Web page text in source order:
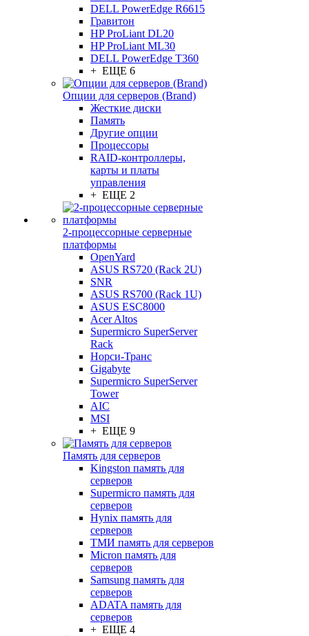
DELL PowerEdge R6615
Гравитон
HP ProLiant DL20
HP ProLiant ML30
DELL PowerEdge T360
+ ЕЩЕ 6
Опции для серверов (Brand)
Жесткие диски
Память
Другие опции
Процессоры
RAID-контроллеры,
карты и платы
управления
+ ЕЩЕ 2
2-процессорные серверные
платформы
OpenYard
ASUS RS720 (Rack 2U)
SNR
ASUS RS700 (Rack 1U)
ASUS ESC8000
Acer Altos
Supermicro SuperServer
Rack
Норси-Транс
Gigabyte
Supermicro SuperServer
Tower
AIC
MSI
+ ЕЩЕ 9
Память для серверов
Kingston память для
серверов
Supermicro память для
серверов
Hynix память для
серверов
ТМИ память для серверов
Micron память для
серверов
Samsung память для
серверов
ADATA память для
серверов
+ ЕЩЕ 4